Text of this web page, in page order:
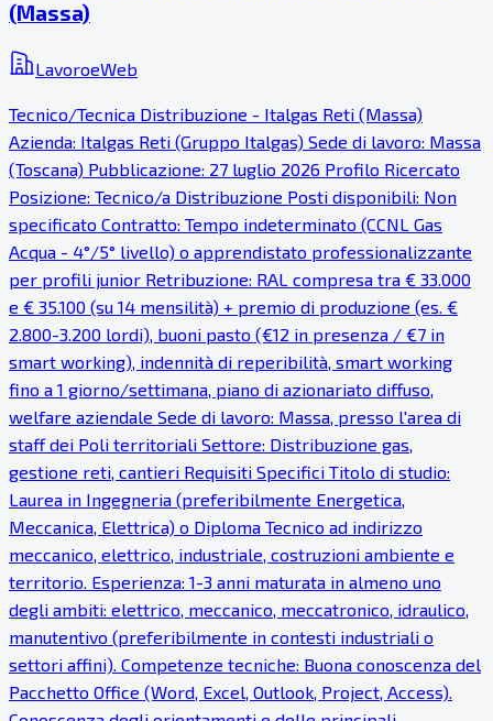
(Massa)
LavoroeWeb
Tecnico/Tecnica Distribuzione - Italgas Reti (Massa)
Azienda: Italgas Reti (Gruppo Italgas) Sede di lavoro: Massa
(Toscana) Pubblicazione: 27 luglio 2026 Profilo Ricercato
Posizione: Tecnico/a Distribuzione Posti disponibili: Non
specificato Contratto: Tempo indeterminato (CCNL Gas
Acqua - 4°/5° livello) o apprendistato professionalizzante
per profili junior Retribuzione: RAL compresa tra € 33.000
e € 35.100 (su 14 mensilità) + premio di produzione (es. €
2.800-3.200 lordi), buoni pasto (€12 in presenza / €7 in
smart working), indennità di reperibilità, smart working
fino a 1 giorno/settimana, piano di azionariato diffuso,
welfare aziendale Sede di lavoro: Massa, presso l'area di
staff dei Poli territoriali Settore: Distribuzione gas,
gestione reti, cantieri Requisiti Specifici Titolo di studio:
Laurea in Ingegneria (preferibilmente Energetica,
Meccanica, Elettrica) o Diploma Tecnico ad indirizzo
meccanico, elettrico, industriale, costruzioni ambiente e
territorio. Esperienza: 1-3 anni maturata in almeno uno
degli ambiti: elettrico, meccanico, meccatronico, idraulico,
manutentivo (preferibilmente in contesti industriali o
settori affini). Competenze tecniche: Buona conoscenza del
Pacchetto Office (Word, Excel, Outlook, Project, Access).